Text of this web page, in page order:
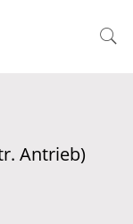
Antrieb)